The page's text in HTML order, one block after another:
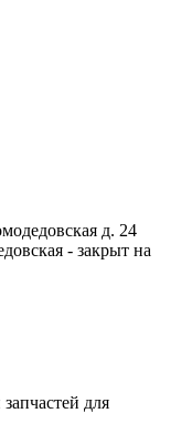
д. 24
- закрыт на
для